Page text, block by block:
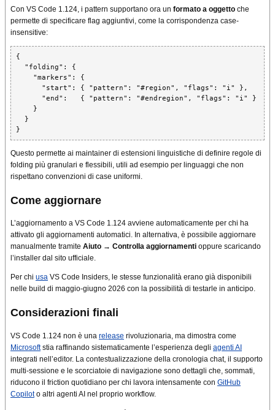
Con VS Code 1.124, i pattern supportano ora un formato a oggetto che
permette di specificare flag aggiuntivi, come la corrispondenza case-
insensitive:
{
  "folding": {
    "markers": {
      "start": { "pattern": "#region", "flags": "i" },
      "end":   { "pattern": "#endregion", "flags": "i" }
    }
  }
}
Questo permette ai maintainer di estensioni linguistiche di definire regole di
folding più granulari e flessibili, utili ad esempio per linguaggi che non
rispettano convenzioni di case uniformi.
Come aggiornare
L’aggiornamento a VS Code 1.124 avviene automaticamente per chi ha
attivato gli aggiornamenti automatici. In alternativa, è possibile aggiornare
manualmente tramite Aiuto → Controlla aggiornamenti oppure scaricando
l’installer dal sito ufficiale.
Per chi usa VS Code Insiders, le stesse funzionalità erano già disponibili
nelle build di maggio-giugno 2026 con la possibilità di testarle in anticipo.
Considerazioni finali
VS Code 1.124 non è una release rivoluzionaria, ma dimostra come
Microsoftstia raffinando sistematicamente l’esperienza degli agenti AI
integrati nell’editor. La contestualizzazione della cronologia chat, il supporto
multi-sessione e le scorciatoie di navigazione sono dettagli che, sommati,
riducono il friction quotidiano per chi lavora intensamente con GitHub
Copiloto altri agenti AI nel proprio workflow.